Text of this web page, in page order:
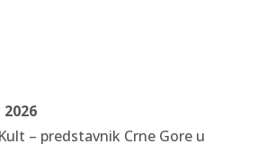
– predstavnik Crne Gore u